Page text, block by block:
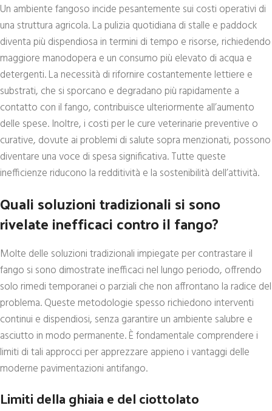
Un ambiente fangoso incide pesantemente sui costi operativi di
una struttura agricola. La pulizia quotidiana di stalle e paddock
diventa più dispendiosa in termini di tempo e risorse, richiedendo
maggiore manodopera e un consumo più elevato di acqua e
detergenti. La necessità di rifornire costantemente lettiere e
substrati, che si sporcano e degradano più rapidamente a
contatto con il fango, contribuisce ulteriormente all’aumento
delle spese. Inoltre, i costi per le cure veterinarie preventive o
curative, dovute ai problemi di salute sopra menzionati, possono
diventare una voce di spesa significativa. Tutte queste
inefficienze riducono la redditività e la sostenibilità dell’attività.
Quali soluzioni tradizionali si sono
rivelate inefficaci contro il fango?
Molte delle soluzioni tradizionali impiegate per contrastare il
fango si sono dimostrate inefficaci nel lungo periodo, offrendo
solo rimedi temporanei o parziali che non affrontano la radice del
problema. Queste metodologie spesso richiedono interventi
continui e dispendiosi, senza garantire un ambiente salubre e
asciutto in modo permanente. È fondamentale comprendere i
limiti di tali approcci per apprezzare appieno i vantaggi delle
moderne pavimentazioni antifango.
Limiti della ghiaia e del ciottolato